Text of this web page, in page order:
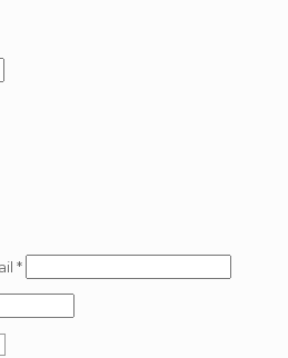
*Обязательно